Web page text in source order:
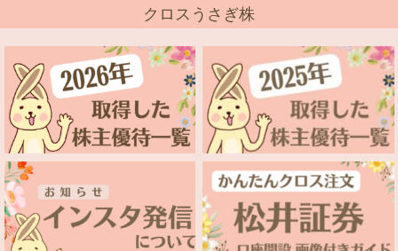
クロスうさぎ株